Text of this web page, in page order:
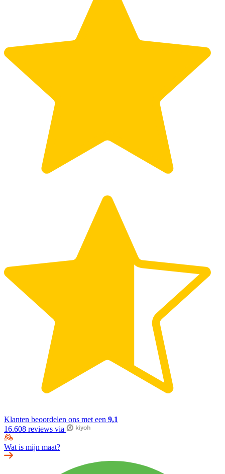
Klanten beoordelen ons met een 9,1
16.608 reviews via
Wat is mijn maat?